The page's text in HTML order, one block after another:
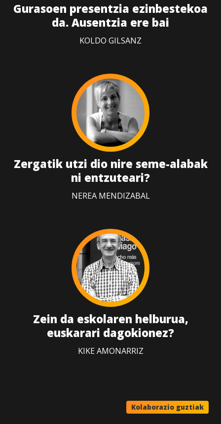
Gurasoen presentzia ezinbestekoa
da. Ausentzia ere bai
KOLDO GILSANZ
Zergatik utzi dio nire seme-alabak
ni entzuteari?
NEREA MENDIZABAL
Zein da eskolaren helburua,
euskarari dagokionez?
KIKE AMONARRIZ
Kolaborazio guztiak